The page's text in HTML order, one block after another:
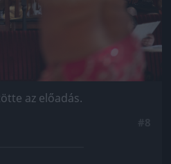
az előadás.